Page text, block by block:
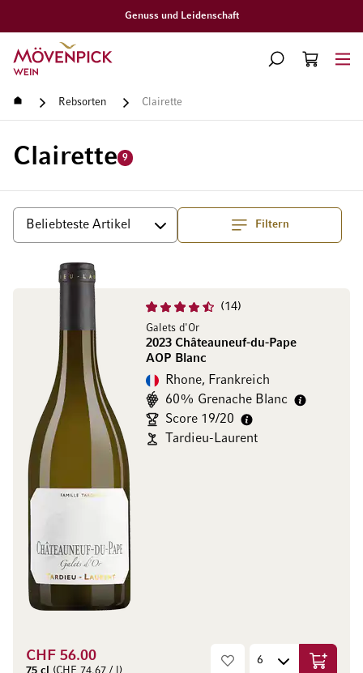
Gratislieferung ab CHF 300.–
Zur Startseite
SUCHE
WARENKORB
Startseite Rebsorten Clairette
Clairette 9
Filtern
Sortieren Top
14
Galets d'Or
2023 Châteauneuf-du-Pape
AOP Blanc
Rhone, Frankreich
60% Grenache Blanc
Score 19/20
Tardieu-Laurent
CHF 56.00
In den